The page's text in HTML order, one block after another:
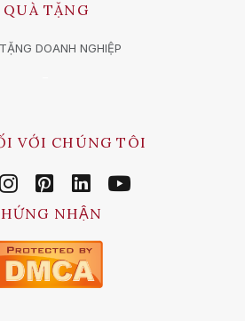
QUÀ TẶNG
DOANH NGHIỆP
VỚI CHÚNG TÔI
NHẬN